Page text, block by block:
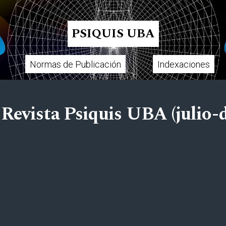
PSIQUIS UBA
Normas de Publicación Indexaciones
Revista Psiquis UBA (julio-